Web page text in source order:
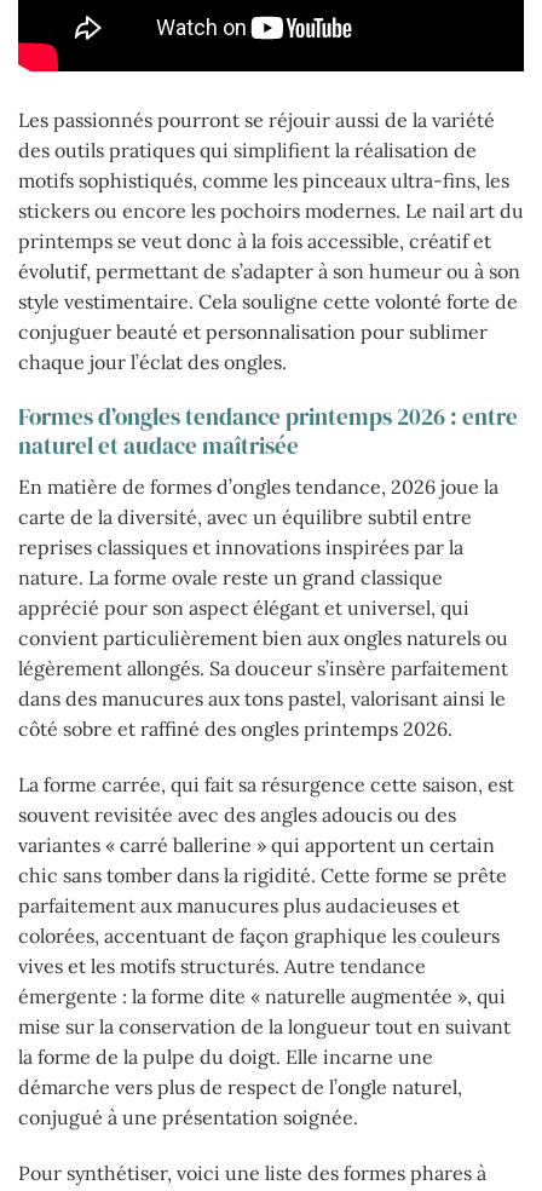
Les passionnés pourront se réjouir aussi de la variété
des outils pratiques qui simplifient la réalisation de
motifs sophistiqués, comme les pinceaux ultra-fins, les
stickers ou encore les pochoirs modernes. Le nail art du
printemps se veut donc à la fois accessible, créatif et
évolutif, permettant de s’adapter à son humeur ou à son
style vestimentaire. Cela souligne cette volonté forte de
conjuguer beauté et personnalisation pour sublimer
chaque jour l’éclat des ongles.
Formes d’ongles tendance printemps 2026 : entre
naturel et audace maîtrisée
En matière de formes d’ongles tendance, 2026 joue la
carte de la diversité, avec un équilibre subtil entre
reprises classiques et innovations inspirées par la
nature. La forme ovale reste un grand classique
apprécié pour son aspect élégant et universel, qui
convient particulièrement bien aux ongles naturels ou
légèrement allongés. Sa douceur s’insère parfaitement
dans des manucures aux tons pastel, valorisant ainsi le
côté sobre et raffiné des ongles printemps 2026.
La forme carrée, qui fait sa résurgence cette saison, est
souvent revisitée avec des angles adoucis ou des
variantes « carré ballerine » qui apportent un certain
chic sans tomber dans la rigidité. Cette forme se prête
parfaitement aux manucures plus audacieuses et
colorées, accentuant de façon graphique les couleurs
vives et les motifs structurés. Autre tendance
émergente : la forme dite « naturelle augmentée », qui
mise sur la conservation de la longueur tout en suivant
la forme de la pulpe du doigt. Elle incarne une
démarche vers plus de respect de l’ongle naturel,
conjugué à une présentation soignée.
Pour synthétiser, voici une liste des formes phares à